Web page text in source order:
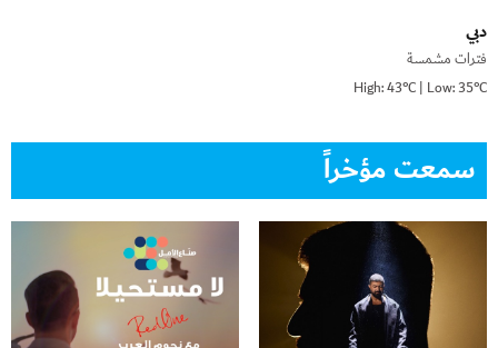
دبي
فترات مشمسة
High: 43°C | Low: 35°C
سمعت مؤخراً